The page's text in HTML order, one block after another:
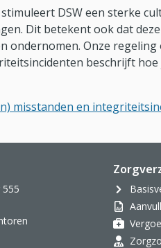
DSW een sterke
Dit betekent ook dat
ondernomen. Onze regeling
beschrijft hoe
misstanden en
555